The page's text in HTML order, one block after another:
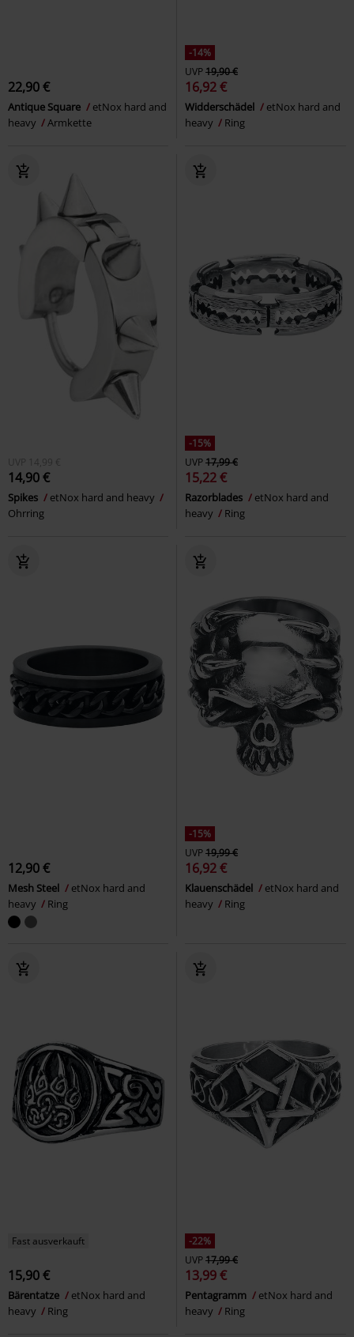
22,90 €
Antique Square
etNox hard and
heavy
Armkette
-14%
UVP19,90 €
16,92 €
Widderschädel
etNox hard and
heavy
Ring
UVP 14,99 €
14,90 €
Spikes
etNox hard and heavy
Ohrring
-15%
UVP17,99 €
15,22 €
Razorblades
etNox hard and
heavy
Ring
12,90 €
Mesh Steel
etNox hard and
heavy
Ring
-15%
UVP19,99 €
16,92 €
Klauenschädel
etNox hard and
heavy
Ring
Fast ausverkauft
15,90 €
Bärentatze
etNox hard and
heavy
Ring
-22%
UVP17,99 €
13,99 €
Pentagramm
etNox hard and
heavy
Ring